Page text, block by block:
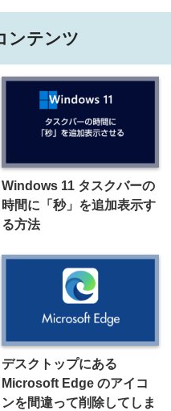
ンテンツ
Windows 11 タスクバーの
時間に「秒」を追加表示す
る方法
デスクトップにある
Microsoft Edge のアイコ
ンを間違って削除してしま